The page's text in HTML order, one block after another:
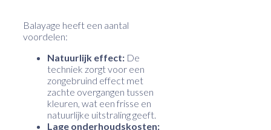
Balayage heeft een aantal
voordelen:
Natuurlijk effect: De
techniek zorgt voor een
zongebruind effect met
zachte overgangen tussen
kleuren, wat een frisse en
natuurlijke uitstraling geeft.
Lage onderhoudskosten: